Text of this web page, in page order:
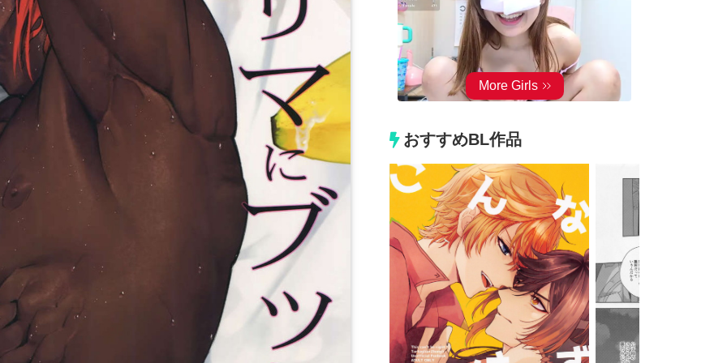
おすすめBL作品